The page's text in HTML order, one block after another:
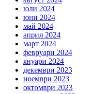
юли 2024
юни 2024
май 2024
април 2024
март 2024
февруари 2024
януари 2024
декември 2023
ноември 2023
октомври 2023